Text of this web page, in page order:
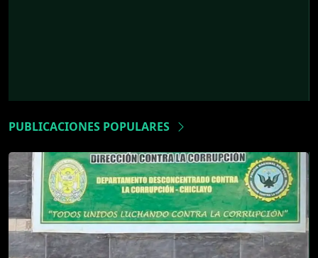
PUBLICACIONES POPULARES